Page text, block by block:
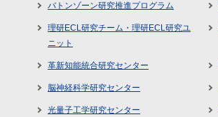
バトンゾーン研究推進プログラム
理研ECL研究チーム・理研ECL研究ユ
ニット
革新知能統合研究センター
脳神経科学研究センター
光量子工学研究センター